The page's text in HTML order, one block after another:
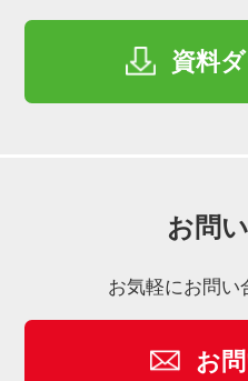
資料
お問
お気軽にお問い
お